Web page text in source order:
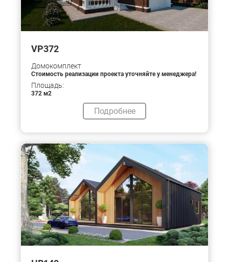
VP372
Домокомплект
Стоимость реализации проекта уточняйте у менеджера!
Площадь:
372 м2
Подробнее